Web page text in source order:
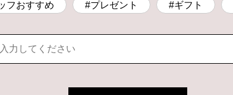
フおすすめ #プレゼント #ギフト